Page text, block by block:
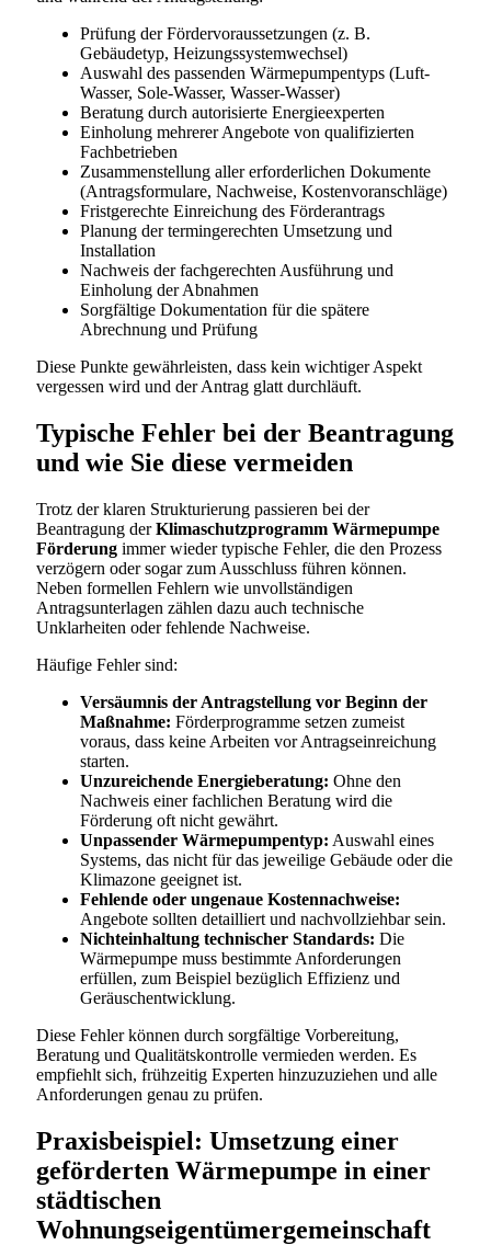
Prüfung der Fördervoraussetzungen (z. B.
Gebäudetyp, Heizungssystemwechsel)
Auswahl des passenden Wärmepumpentyps (Luft-
Wasser, Sole-Wasser, Wasser-Wasser)
Beratung durch autorisierte Energieexperten
Einholung mehrerer Angebote von qualifizierten
Fachbetrieben
Zusammenstellung aller erforderlichen Dokumente
(Antragsformulare, Nachweise, Kostenvoranschläge)
Fristgerechte Einreichung des Förderantrags
Planung der termingerechten Umsetzung und
Installation
Nachweis der fachgerechten Ausführung und
Einholung der Abnahmen
Sorgfältige Dokumentation für die spätere
Abrechnung und Prüfung
Diese Punkte gewährleisten, dass kein wichtiger Aspekt
vergessen wird und der Antrag glatt durchläuft.
Typische Fehler bei der Beantragung
und wie Sie diese vermeiden
Trotz der klaren Strukturierung passieren bei der
Beantragung derKlimaschutzprogramm Wärmepumpe
Förderung immer wieder typische Fehler, die den Prozess
verzögern oder sogar zum Ausschluss führen können.
Neben formellen Fehlern wie unvollständigen
Antragsunterlagen zählen dazu auch technische
Unklarheiten oder fehlende Nachweise.
Häufige Fehler sind:
Versäumnis der Antragstellung vor Beginn der
Maßnahme: Förderprogramme setzen zumeist
voraus, dass keine Arbeiten vor Antragseinreichung
starten.
Unzureichende Energieberatung: Ohne den
Nachweis einer fachlichen Beratung wird die
Förderung oft nicht gewährt.
Unpassender Wärmepumpentyp: Auswahl eines
Systems, das nicht für das jeweilige Gebäude oder die
Klimazone geeignet ist.
Fehlende oder ungenaue Kostennachweise:
Angebote sollten detailliert und nachvollziehbar sein.
Nichteinhaltung technischer Standards: Die
Wärmepumpe muss bestimmte Anforderungen
erfüllen, zum Beispiel bezüglich Effizienz und
Geräuschentwicklung.
Diese Fehler können durch sorgfältige Vorbereitung,
Beratung und Qualitätskontrolle vermieden werden. Es
empfiehlt sich, frühzeitig Experten hinzuzuziehen und alle
Anforderungen genau zu prüfen.
Praxisbeispiel: Umsetzung einer
geförderten Wärmepumpe in einer
städtischen
Wohnungseigentümergemeinschaft